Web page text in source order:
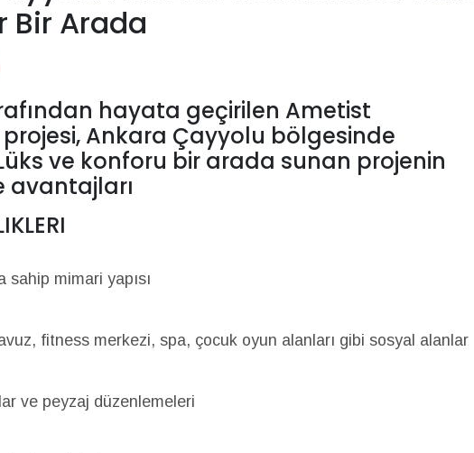
Bir Arada
hayata geçirilen Ametist
projesi, Ankara Çayyolu bölgesinde
ve konforu bir arada sunan projenin
avantajları
sahip mimari yapısı
fitness merkezi, spa, çocuk oyun alanları gibi sosyal alanlar
ve peyzaj düzenlemeleri